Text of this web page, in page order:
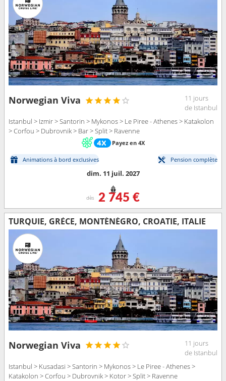
Norwegian Viva
11 jours
de Istanbul
Istanbul > Izmir > Santorin > Mykonos > Le Piree - Athenes > Katakolon
> Corfou > Dubrovnik > Bar > Split > Ravenne
Payez en 4X
Animations à bord exclusives Pension complète
dim. 11 juil. 2027
dès 2 745 €
TURQUIE, GRÈCE, MONTÉNÉGRO, CROATIE, ITALIE
Norwegian Viva
11 jours
de Istanbul
Istanbul > Kusadasi > Santorin > Mykonos > Le Piree - Athenes >
Katakolon > Corfou > Dubrovnik > Kotor > Split > Ravenne